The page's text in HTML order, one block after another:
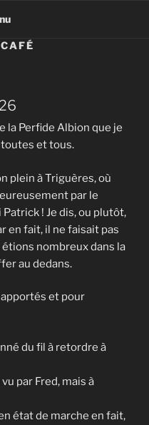
la Perfide Albion que je
et tous.
plein à Triguères, où
par le
! Je dis, ou plutôt,
en fait, il ne faisait pas
nombreux dans la
au dedans.
et pour
du fil à retordre à
par Fred, mais à
état de marche en fait,